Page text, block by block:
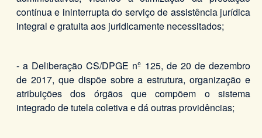
contínua e ininterrupta do serviço de assistência jurídica
integral e gratuita aos juridicamente necessitados;
- a Deliberação CS/DPGE nº 125, de 20 de dezembro
de 2017, que dispõe sobre a estrutura, organização e
atribuições dos órgãos que compõem o sistema
integrado de tutela coletiva e dá outras providências;